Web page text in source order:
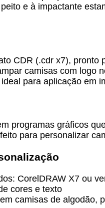
e à impactante
CDR (.cdr x7), pronto
camisas com logo
para aplicação em
programas gráficos
para personalizar
CorelDRAW X7 ou
cores e texto
camisas de algodão,